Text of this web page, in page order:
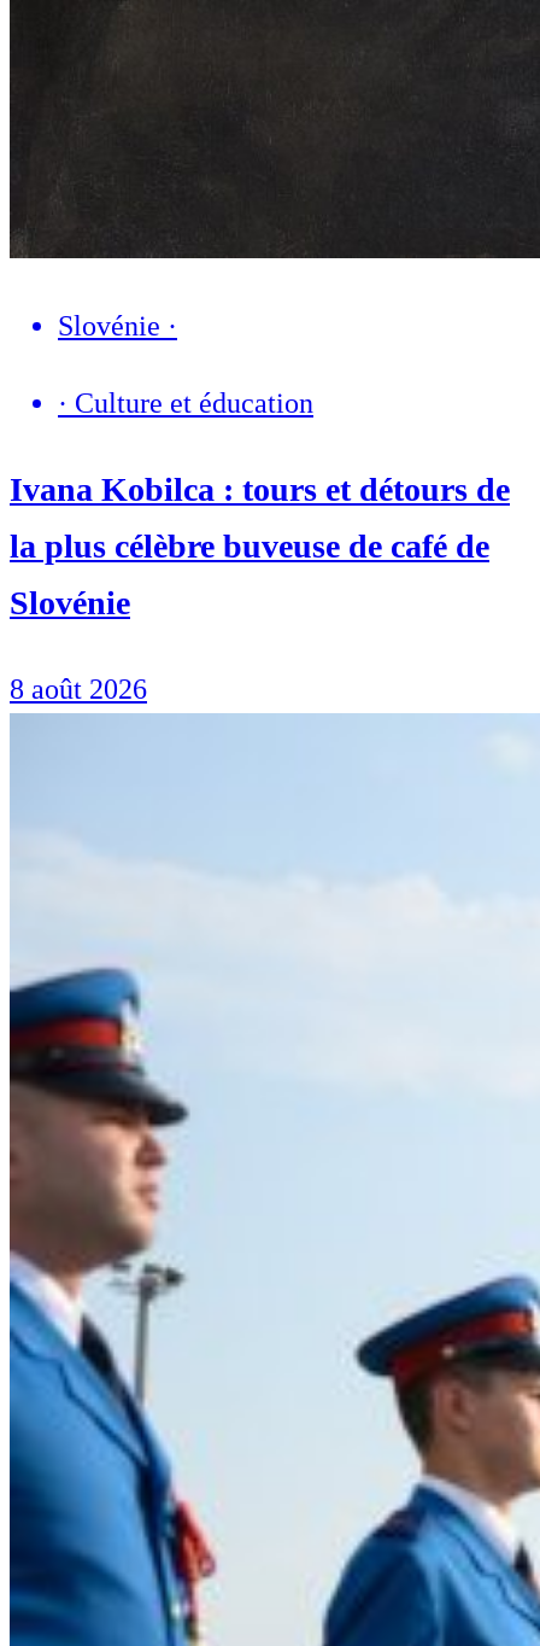
Slovénie ·
· Culture et éducation
Ivana Kobilca : tours et détours de
la plus célèbre buveuse de café de
Slovénie
8 août 2026